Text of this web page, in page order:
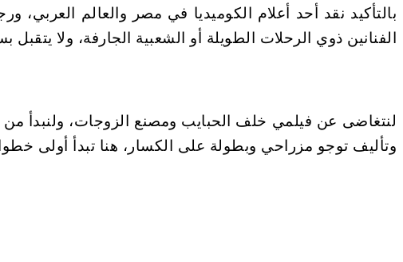
الفنانين ذوي الرحلات الطويلة أو الشعبية الجارفة، ولا
وتأليف توجو مزراحي وبطولة على الكسار، هنا تبدأ